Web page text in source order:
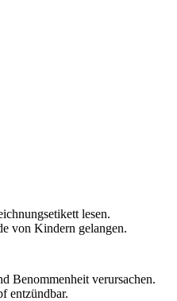
lesen.
von Kindern gelangen.
Benommenheit verursachen.
entzündbar.